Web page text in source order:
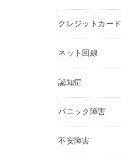
クレジットカード
ネット回線
認知症
パニック障害
不安障害